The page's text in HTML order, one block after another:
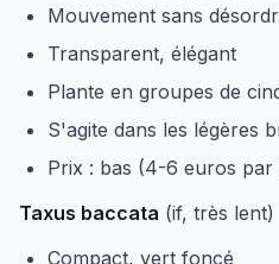
Mouvement sans
Transparent, élégant
Plante en groupes de
S'agite dans les légères
Prix : bas (4-6 euros par
Taxus baccata (if, très lent)
Compact, vert foncé